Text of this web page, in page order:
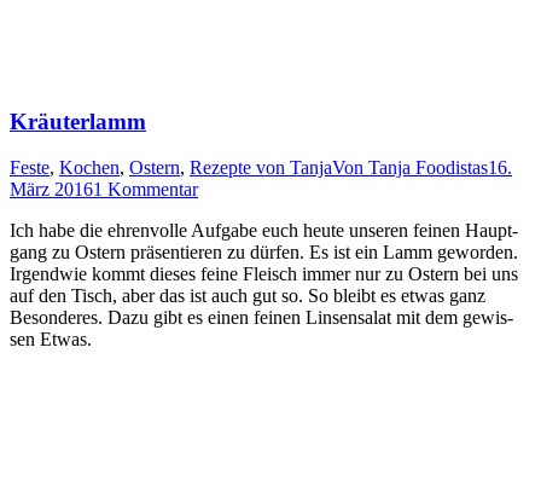
Kräuterlamm
Feste, Kochen, Ostern, Rezepte von TanjaVon Tanja Foodistas16.
März 20161 Kommentar
Ich habe die ehren­vol­le Auf­ga­be euch heu­te unse­ren fei­nen Haupt­
gang zu Ostern prä­sen­tie­ren zu dür­fen. Es ist ein Lamm gewor­den.
Irgend­wie kommt die­ses fei­ne Fleisch immer nur zu Ostern bei uns
auf den Tisch, aber das ist auch gut so. So bleibt es etwas ganz
Beson­de­res. Dazu gibt es einen fei­nen Lin­sen­sa­lat mit dem gewis­
sen Etwas.